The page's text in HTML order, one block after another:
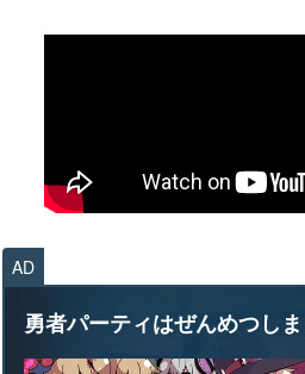
AD
勇者パーティはぜんめつしま